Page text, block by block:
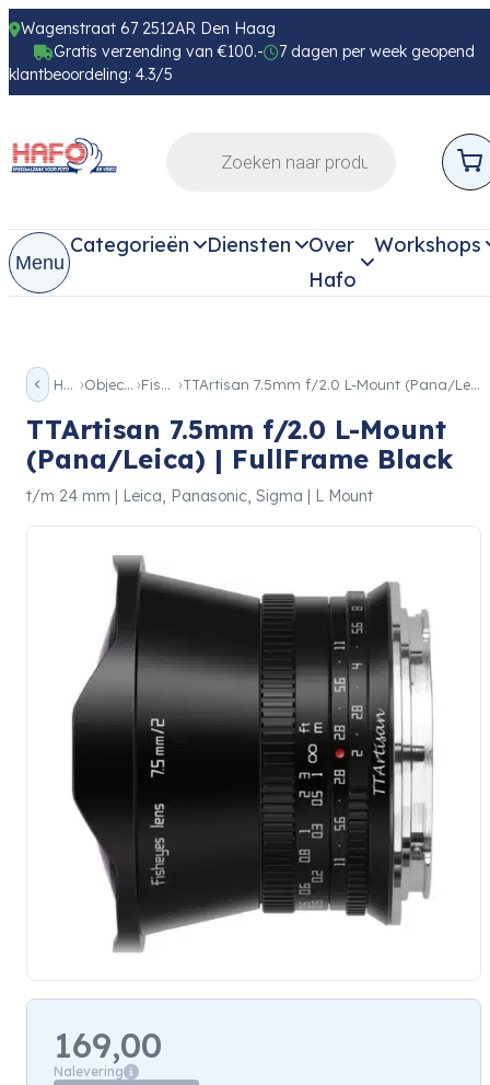
Wagenstraat 67 2512AR Den Haag
Gratis verzending van €100.-
7 dagen per week geopend
klantbeoordeling: 4.3/5
Menu
Categorieën Diensten
Over
Hafo
Workshops
Home Objectieven Fish eye TTArtisan 7.5mm f/2.0 L-Mount (Pana/Leica) | FullFrame Black
TTArtisan 7.5mm f/2.0 L-Mount
(Pana/Leica) | FullFrame Black
t/m 24 mm | Leica, Panasonic, Sigma | L Mount
169,00
Nalevering